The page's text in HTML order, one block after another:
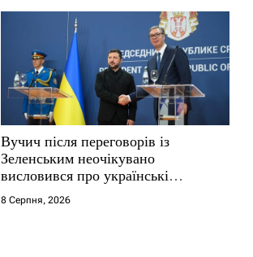
Вучич після переговорів із
Зеленським неочікувано
висловився про українські
території
8 Серпня, 2026